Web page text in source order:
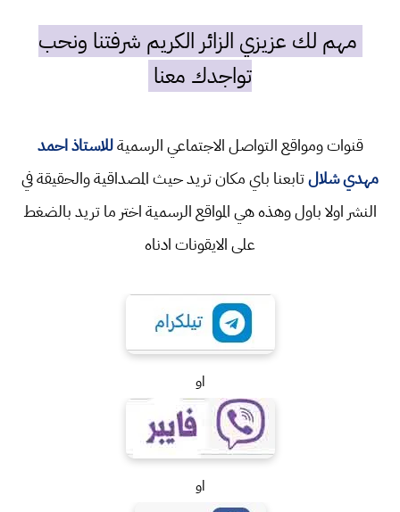
مهم لك عزيزي الزائر الكريم شرفتنا ونحب
تواجدك معنا
قنوات ومواقع التواصل الاجتماعي الرسميةللاستاذ احمد
مهدي شلالتابعنا باي مكان تريد حيث المصداقية والحقيقة في
النشر اولا باول وهذه هي المواقع الرسمية اختر ما تريد بالضغط
على الايقونات ادناه
او
او